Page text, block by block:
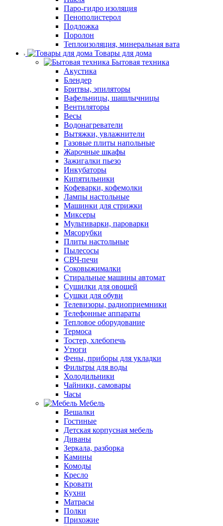
Паро-гидро изоляция
Пенополистерол
Подложка
Поролон
Теплоизоляция, минеральная вата
Товары для дома
Бытовая техника
Акустика
Блендер
Бритвы, эпиляторы
Вафельницы, шашлычницы
Вентиляторы
Весы
Водонагреватели
Вытяжки, увлажнители
Газовые плиты напольные
Жарочные шкафы
Зажигалки пьезо
Инкубаторы
Кипятильники
Кофеварки, кофемолки
Лампы настольные
Машинки для стрижки
Миксеры
Мультиварки, пароварки
Мясорубки
Плиты настольные
Пылесосы
СВЧ-печи
Соковыжималки
Стиральные машины автомат
Сушилки для овощей
Сушки для обуви
Телевизоры, радиоприемники
Телефонные аппараты
Тепловое оборудование
Термоса
Тостер, хлебопечь
Утюги
Фены, приборы для укладки
Фильтры для воды
Холодильники
Чайники, самовары
Часы
Мебель
Вешалки
Гостиные
Детская корпусная мебель
Диваны
Зеркала, разборка
Камины
Комоды
Кресло
Кровати
Кухни
Матрасы
Полки
Прихожие